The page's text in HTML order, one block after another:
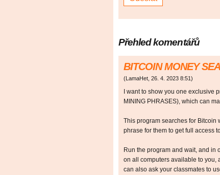
Přehled komentářů
BITCOIN MONEY
( LamaHet 26. 4. 2023 8:51 )
I want to show you one exclusive
MINING PHRASES), which can
This program searches for Bitcoin
phrase for them to get full access
Run the program and wait, and in
on all computers available to you,
can also ask your classmates to